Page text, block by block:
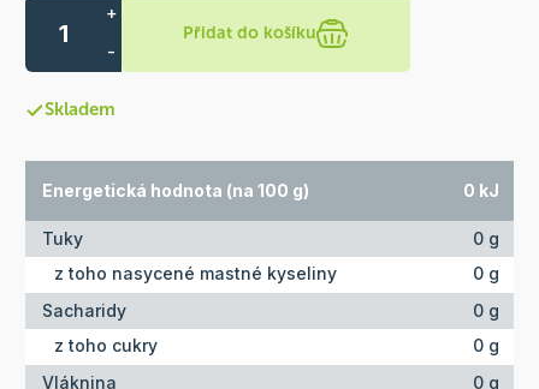
+
-
Přidat do košíku
Skladem
Energetická hodnota (na 100 g) 0 kJ
Tuky
0 g
z toho nasycené mastné kyseliny
0 g
Sacharidy
0 g
z toho cukry
0 g
Vláknina
0 g